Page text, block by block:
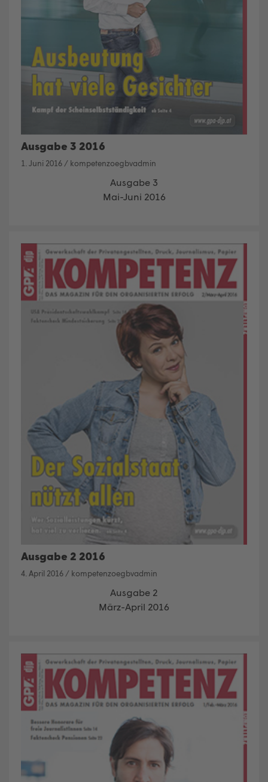
Ausgabe 3 2016
1. Juni 2016 / kompetenzoegbvadmin
Ausgabe 3
Mai-Juni 2016
Ausgabe 2 2016
4. April 2016 / kompetenzoegbvadmin
Ausgabe 2
März-April 2016